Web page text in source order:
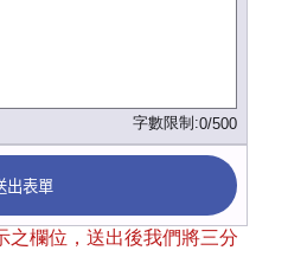
字數限制:0/500
出表單
之欄位，送出後我們將三分